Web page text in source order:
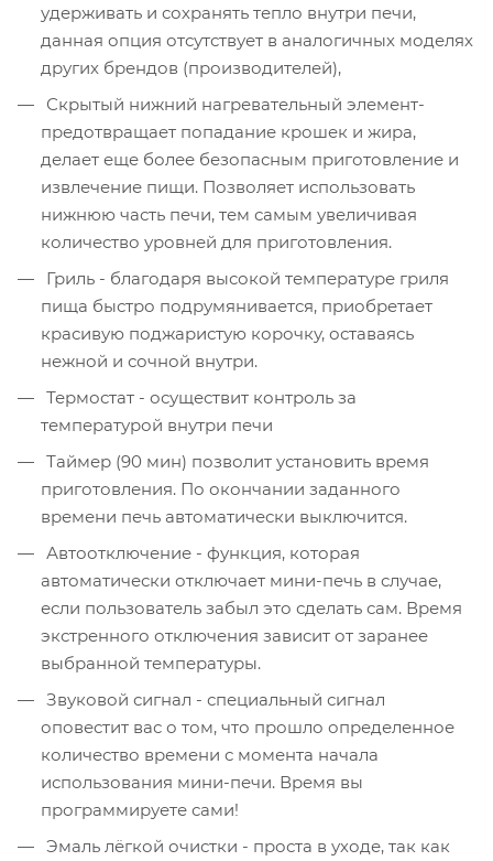
удерживать и сохранять тепло внутри печи,
данная опция отсутствует в аналогичных моделях
других брендов (производителей),
Скрытый нижний нагревательный элемент-
предотвращает попадание крошек и жира,
делает еще более безопасным приготовление и
извлечение пищи. Позволяет использовать
нижнюю часть печи, тем самым увеличивая
количество уровней для приготовления.
Гриль - благодаря высокой температуре гриля
пища быстро подрумянивается, приобретает
красивую поджаристую корочку, оставаясь
нежной и сочной внутри.
Термостат - осуществит контроль за
температурой внутри печи
Таймер (90 мин) позволит установить время
приготовления. По окончании заданного
времени печь автоматически выключится.
Автоотключение - функция, которая
автоматически отключает мини-печь в случае,
если пользователь забыл это сделать сам. Время
экстренного отключения зависит от заранее
выбранной температуры.
Звуковой сигнал - специальный сигнал
оповестит вас о том, что прошло определенное
количество времени с момента начала
использования мини-печи. Время вы
программируете сами!
Эмаль лёгкой очистки - проста в уходе, так как